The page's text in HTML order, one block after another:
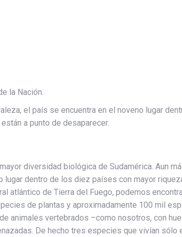
la Nación.
el país se encuentra en el noveno lugar
a punto de desaparecer.
diversidad biológica de Sudamérica. Aun
lugar dentro de los diez países con mayor
atlántico de Tierra del Fuego, podemos
de plantas y aproximadamente 100 mil
animales vertebrados –como nosotros, con
De hecho tres especies que vivían